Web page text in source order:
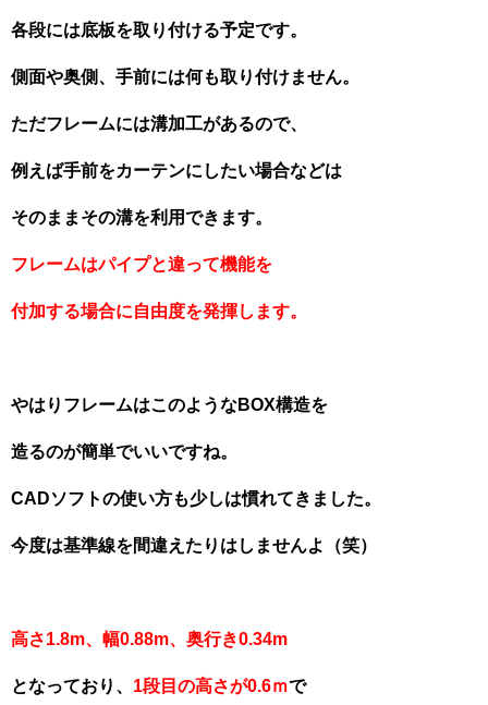
各段には底板を取り付ける予定です。
側面や奥側、手前には何も取り付けません。
ただフレームには溝加工があるので、
例えば手前をカーテンにしたい場合などは
そのままその溝を利用できます。
フレームはパイプと違って機能を
付加する場合に自由度を発揮します。
やはりフレームはこのようなBOX構造を
造るのが簡単でいいですね。
CADソフトの使い方も少しは慣れてきました。
今度は基準線を間違えたりはしませんよ（笑）
高さ1.8m、幅0.88m、奥行き0.34m
となっており、 1段目の高さが0.6ｍで